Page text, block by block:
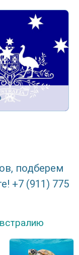
подберем
+7 (911) 775